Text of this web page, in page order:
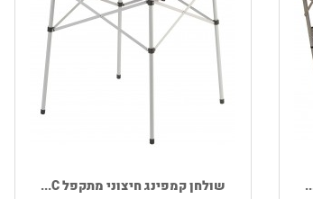
שולחן קמפינג חיצוני מתקפל C...